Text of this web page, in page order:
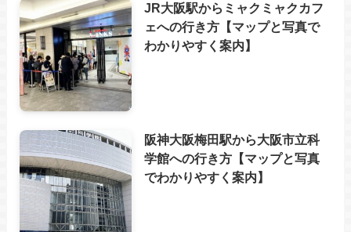
JR大阪駅からミャクミャクカフ
ェへの行き方【マップと写真で
わかりやすく案内】
阪神大阪梅田駅から大阪市立科
学館への行き方【マップと写真
でわかりやすく案内】